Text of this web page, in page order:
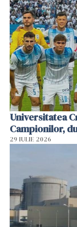
Universitatea
Campionilor,
29 IULIE 2026